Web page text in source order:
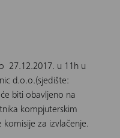
27.12.2017. u 11h u
d.o.o.(sjedište:
biti obavljeno na
kompjuterskim
za izvlačenje.